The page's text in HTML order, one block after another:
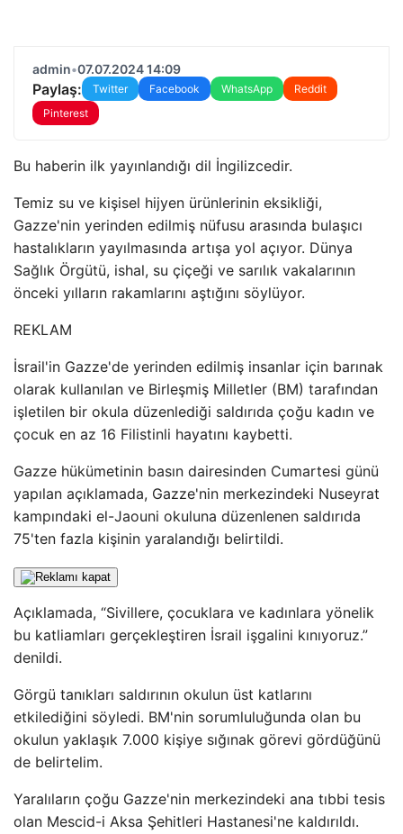
admin•07.07.2024 14:09
Paylaş: Twitter Facebook WhatsApp
Reddit
Pinterest
Bu haberin ilk yayınlandığı dil İngilizcedir.
Temiz su ve kişisel hijyen ürünlerinin eksikliği,
Gazze'nin yerinden edilmiş nüfusu arasında bulaşıcı
hastalıkların yayılmasında artışa yol açıyor. Dünya
Sağlık Örgütü, ishal, su çiçeği ve sarılık vakalarının
önceki yılların rakamlarını aştığını söylüyor.
REKLAM
İsrail'in Gazze'de yerinden edilmiş insanlar için barınak
olarak kullanılan ve Birleşmiş Milletler (BM) tarafından
işletilen bir okula düzenlediği saldırıda çoğu kadın ve
çocuk en az 16 Filistinli hayatını kaybetti.
Gazze hükümetinin basın dairesinden Cumartesi günü
yapılan açıklamada, Gazze'nin merkezindeki Nuseyrat
kampındaki el-Jaouni okuluna düzenlenen saldırıda
75'ten fazla kişinin yaralandığı belirtildi.
Açıklamada, “Sivillere, çocuklara ve kadınlara yönelik
bu katliamları gerçekleştiren İsrail işgalini kınıyoruz.”
denildi.
Görgü tanıkları saldırının okulun üst katlarını
etkilediğini söyledi. BM'nin sorumluluğunda olan bu
okulun yaklaşık 7.000 kişiye sığınak görevi gördüğünü
de belirtelim.
Yaralıların çoğu Gazze'nin merkezindeki ana tıbbi tesis
olan Mescid-i Aksa Şehitleri Hastanesi'ne kaldırıldı.